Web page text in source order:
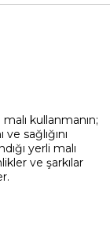
kullanmanın;
ve sağlığını
yerli malı
ve şarkılar